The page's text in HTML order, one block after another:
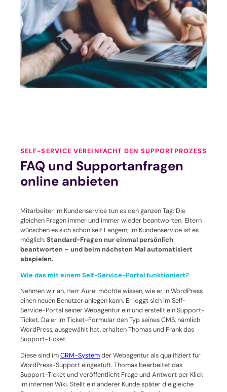
SELF-SERVICE VEREINFACHT DEN SUPPORTPROZESS
FAQ und Supportanfragen
online anbieten
Mitarbeiter im Kundenservice tun es den ganzen Tag: Die
gleichen Fragen immer und immer wieder beantworten. Eltern
wünschen es sich schon seit Langem; im Kundenservice ist es
möglich: Standard-Fragen nur einmal persönlich
beantworten – und beim nächsten Mal automatisiert
abspielen.
Wie das mit einem Self-Service-Portal funktioniert?
Nehmen wir an, Herr Aurel möchte wissen, wie er in WordPress
einen neuen Benutzer anlegen kann. Er loggt sich im Self-
Service-Portal seiner Webagentur ein und erstellt ein Support-
Ticket. Da er im Ticket-Formular den Typ seines CMS, nämlich
WordPress, ausgewählt hat, erhalten Thomas und Frank das
Support-Ticket.
Diese sind imCRM-Systemder Webagentur als qualifiziert für
WordPress-Support eingestuft. Thomas bearbeitet das
Support-Ticket und veröffentlicht Frage und Antwort per Klick
im internen Wiki. Stellt ein anderer Kunde später die gleiche